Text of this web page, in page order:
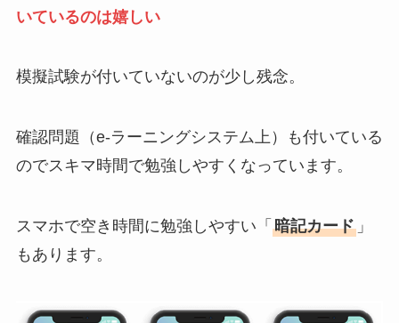
いているのは嬉しい
模擬試験が付いていないのが少し残念。
確認問題（e-ラーニングシステム上）も付いている
のでスキマ時間で勉強しやすくなっています。
スマホで空き時間に勉強しやすい「 暗記カード」
もあります。